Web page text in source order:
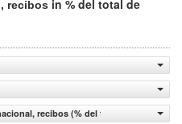
recibos in % del total de
recibos (% del total de